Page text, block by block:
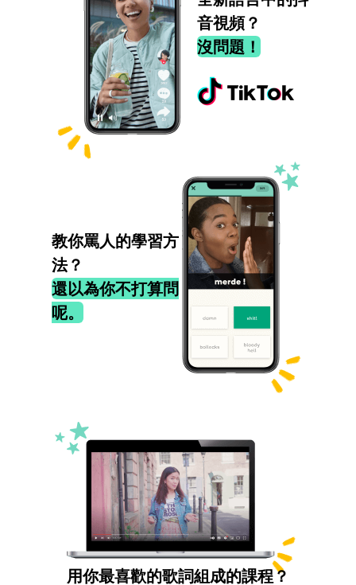
音視頻？
沒問題！
教你罵人的學習方
法？
還以為你不打算問
呢。
用你最喜歡的歌詞組成的課程？